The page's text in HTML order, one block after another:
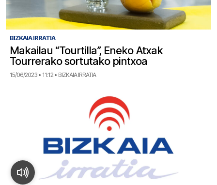
BIZKAIA IRRATIA
Makailau “Tourtilla”, Eneko Atxak
Tourrerako sortutako pintxoa
15/06/2023 • 11:12 • BIZKAIA IRRATIA